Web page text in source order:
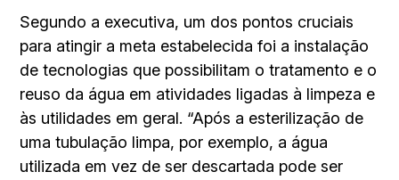
Segundo a executiva, um dos pontos cruciais
para atingir a meta estabelecida foi a instalação
de tecnologias que possibilitam o tratamento e o
reuso da água em atividades ligadas à limpeza e
às utilidades em geral. “Após a esterilização de
uma tubulação limpa, por exemplo, a água
utilizada em vez de ser descartada pode ser